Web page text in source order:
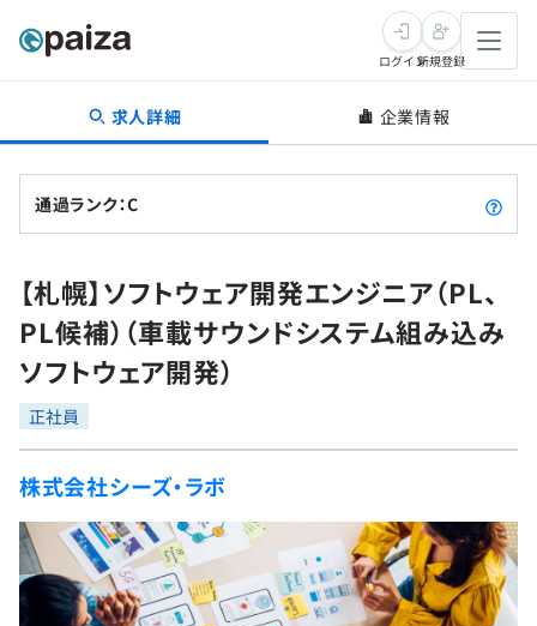
転職・キャリア
転職成功ガイド
転職エージェント
インタビュー
転職成功ガイド
新卒就活
求人検索
本選考
インターン
新卒エージェント
イベント・セミナー
インタビュー
学習
問題集
4択課題
ナレッジ
リファレンス
プログラミング言語
評価結果一覧
再チャレンジ結果一覧
ゲーム・マンガ
Tech Team Journal
paiza times
paizaとは？
ログイン新規登録
求人詳細 企業情報
通過ランク：C
【札幌】ソフトウェア開発エンジニア（PL、
PL候補）（車載サウンドシステム組み込み
ソフトウェア開発）
正社員
株式会社シーズ・ラボ